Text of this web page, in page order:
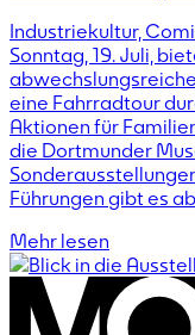
Industriekultur,
Sonntag, 19. Juli,
eine Fahrradtour
Aktionen für
die Dortmunder
Führungen gibt es
Mehr lesen